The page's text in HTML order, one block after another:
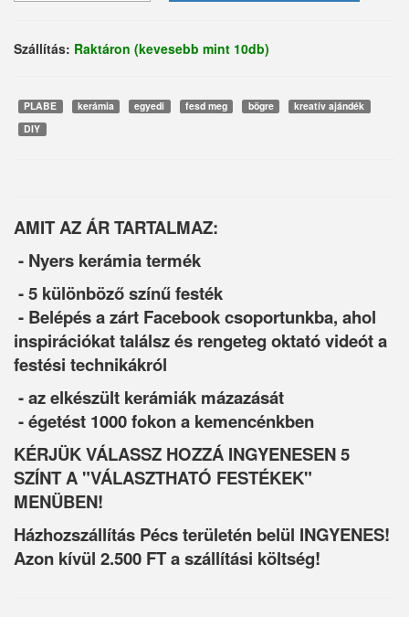
Szállítás: Raktáron (kevesebb mint 10db)
PLABE kerámia egyedi fesd meg bögre
kreatív ajándék
DIY
AMIT AZ ÁR TARTALMAZ:
- Nyers kerámia termék
- 5 különböző színű festék
- Belépés a zárt Facebook csoportunkba, ahol
inspirációkat találsz és rengeteg oktató videót a
festési technikákról
- az elkészült kerámiák mázazását
- égetést 1000 fokon a kemencénkben
KÉRJÜK VÁLASSZ HOZZÁ INGYENESEN 5
SZÍNT A "VÁLASZTHATÓ FESTÉKEK"
MENÜBEN!
Házhozszállítás Pécs területén belül INGYENES!
Azon kívül 2.500 FT a szállítási költség!